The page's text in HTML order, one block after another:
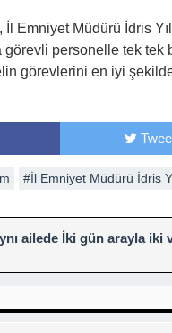
İl Emniyet Müdürü İdris
görevli personelle tek
görevlerini en iyi
#İl Emniyet Müdürü İdris
ailede İki gün arayla iki